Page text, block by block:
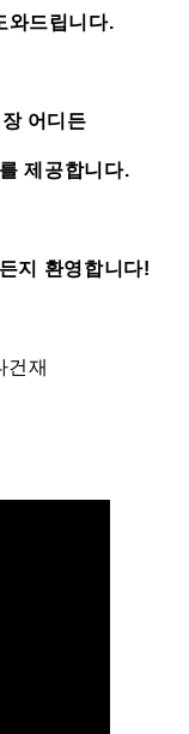
와드립니다.
어디든
제공합니다.
지 환영합니다!